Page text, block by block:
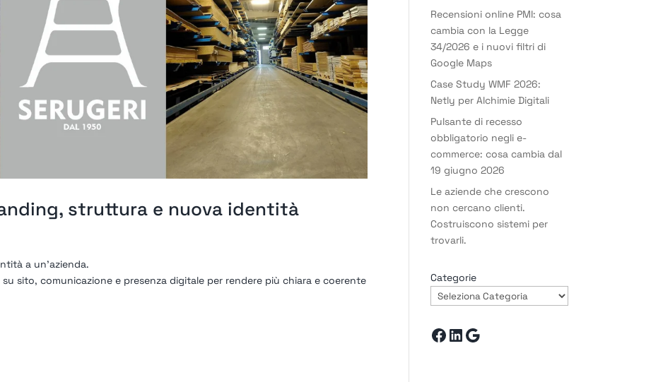
struttura e nuova identità
a un’azienda.
sito, comunicazione e presenza digitale per rendere più chiara e coerente
Recensioni online PMI: cosa
cambia con la Legge
34/2026 e i nuovi filtri di
Google Maps
Case Study WMF 2026:
Netly per Alchimie Digitali
Pulsante di recesso
obbligatorio negli e-
commerce: cosa cambia dal
19 giugno 2026
Le aziende che crescono
non cercano clienti.
Costruiscono sistemi per
trovarli.
Categorie
Facebook
LinkedIn
Google